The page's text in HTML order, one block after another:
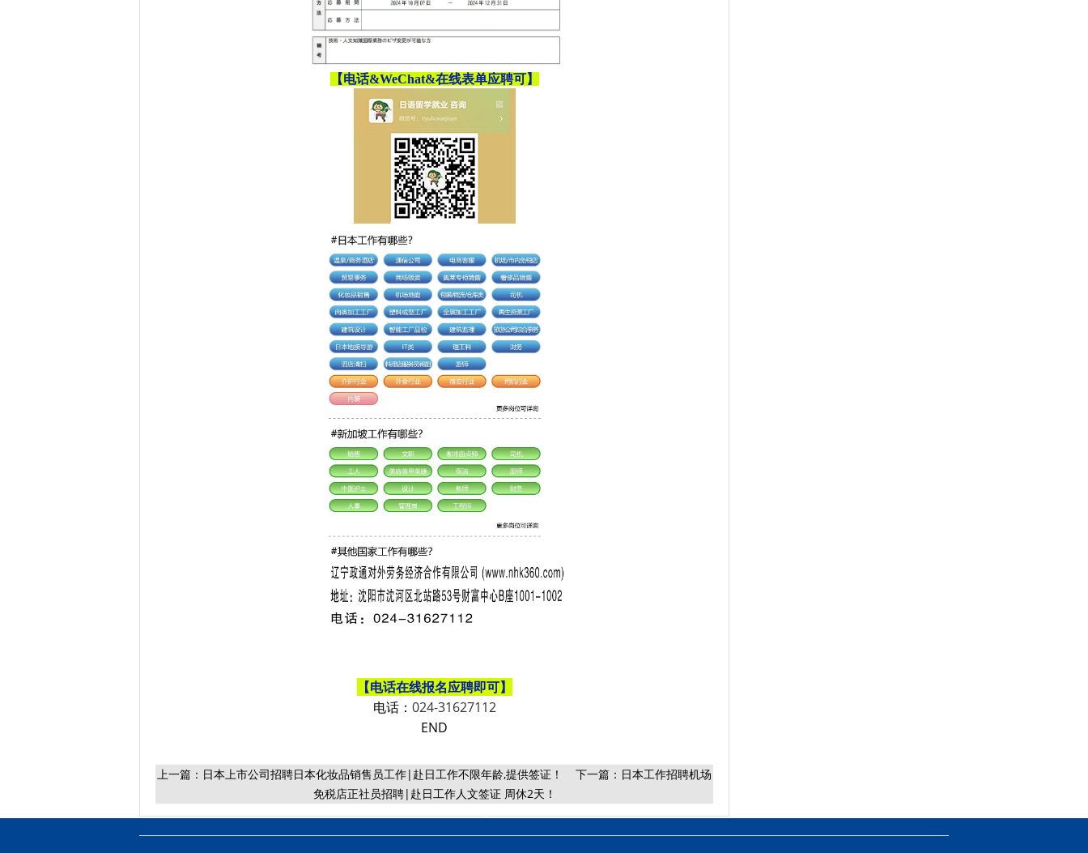
【电话&WeChat&在线表单应聘可】
【电话在线报名应聘即可】
电话： 024-31627112
END
上一篇： 日本上市公司招聘日本化妆品销售员工作|赴日工作不限年龄,提供签证！ 下一篇： 日本工作招聘机场
免税店正社员招聘|赴日工作人文签证 周休2天！